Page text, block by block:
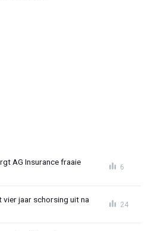
AG Insurance fraaie
6
jaar schorsing uit na
24